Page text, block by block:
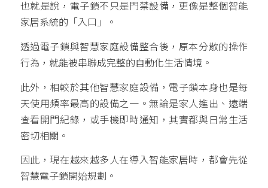
也就是說，電子鎖不只是門禁設備，更像是整個智能
家居系統的「入口」。
透過電子鎖與智慧家庭設備整合後，原本分散的操作
行為，就能被串聯成完整的自動化生活情境。
此外，相較於其他智慧家庭設備，電子鎖本身也是每
天使用頻率最高的設備之一。無論是家人進出、遠端
查看開門紀錄，或手機即時通知，其實都與日常生活
密切相關。
因此，現在越來越多人在導入智能家居時，都會先從
智慧電子鎖開始規劃。